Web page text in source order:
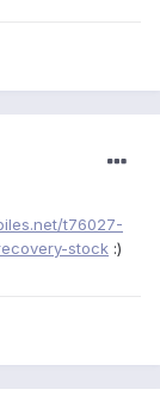
t76027-
stock :)